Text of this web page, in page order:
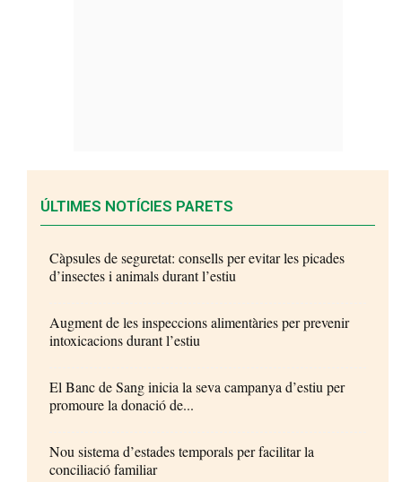
ÚLTIMES NOTÍCIES PARETS
Càpsules de seguretat: consells per evitar les picades
d’insectes i animals durant l’estiu
Augment de les inspeccions alimentàries per prevenir
intoxicacions durant l’estiu
El Banc de Sang inicia la seva campanya d’estiu per
promoure la donació de...
Nou sistema d’estades temporals per facilitar la
conciliació familiar